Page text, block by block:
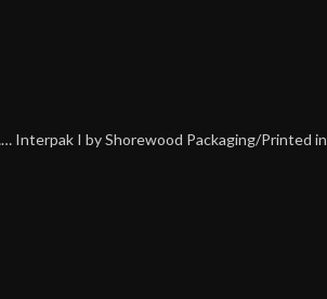
Interpak I by Shorewood Packaging/Printed in